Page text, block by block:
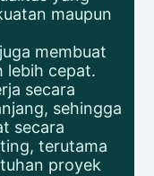
maupun
membuat
lebih cepat.
secara
sehingga
secara
terutama
proyek